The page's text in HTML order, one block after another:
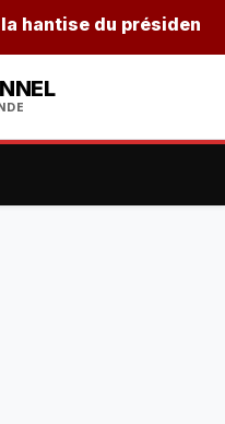
du président